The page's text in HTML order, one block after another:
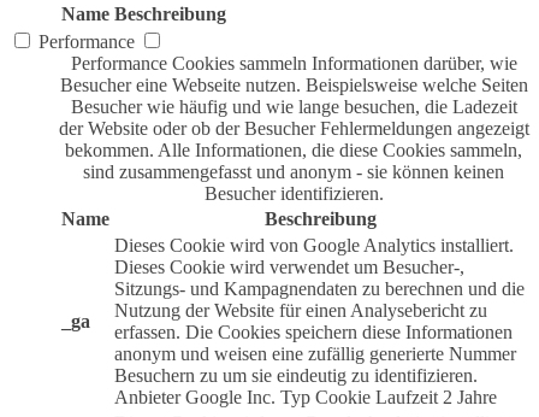
Name Beschreibung
Performance
Performance Cookies sammeln Informationen darüber, wie
Besucher eine Webseite nutzen. Beispielsweise welche Seiten
Besucher wie häufig und wie lange besuchen, die Ladezeit
der Website oder ob der Besucher Fehlermeldungen angezeigt
bekommen. Alle Informationen, die diese Cookies sammeln,
sind zusammengefasst und anonym - sie können keinen
Besucher identifizieren.
Name
Beschreibung
_ga
Dieses Cookie wird von Google Analytics installiert.
Dieses Cookie wird verwendet um Besucher-,
Sitzungs- und Kampagnendaten zu berechnen und die
Nutzung der Website für einen Analysebericht zu
erfassen. Die Cookies speichern diese Informationen
anonym und weisen eine zufällig generierte Nummer
Besuchern zu um sie eindeutig zu identifizieren.
Anbieter Google Inc. Typ Cookie Laufzeit 2 Jahre